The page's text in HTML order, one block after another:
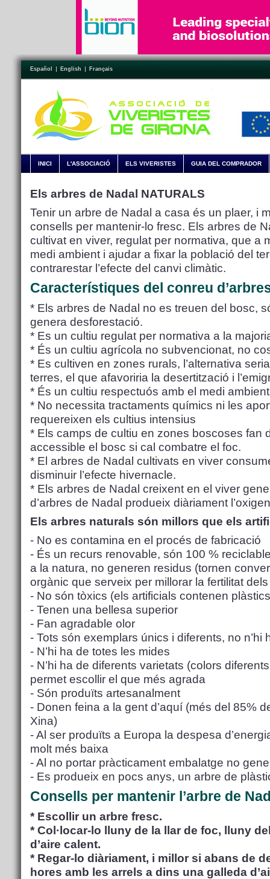
Español English Français
INICI L'ASSOCIACIÓ ELS VIVERISTES GUIA DEL COMPRADOR
Els arbres de Nadal NATURALS
Tenir un arbre de Nadal a casa és un plaer, i
consells per mantenir-lo fresc. Els arbres de
cultivat en viver, regulat per normativa, que a
medi ambient i ajudar a fixar la població del
contrarestar l’efecte del canvi climàtic.
Característiques del conreu
* Els arbres de Nadal no es treuen del bosc,
genera desforestació.
* Es un cultiu regulat per normativa a la
* És un cultiu agrícola no subvencionat, no
* Es cultiven en zones rurals, l’alternativa
terres, el que afavoriria la desertització i
* És un cultiu respectuós amb el medi
* No necessita tractaments químics ni les
requereixen els cultius intensius
* Els camps de cultiu en zones boscoses fan
accessible el bosc si cal combatre el foc.
* El arbres de Nadal cultivats en viver
disminuir l’efecte hivernacle.
* Els arbres de Nadal creixent en el viver
d’arbres de Nadal produeix diàriament
Els arbres naturals són millors que els
- No es contamina en el procés de fabricació
- És un recurs renovable, són 100 %
a la natura, no generen residus (tornen
orgànic que serveix per millorar la fertilitat
- No són tòxics (els artificials contenen
- Tenen una bellesa superior
- Fan agradable olor
- Tots són exemplars únics i diferents, no n’hi
- N’hi ha de totes les mides
- N’hi ha de diferents varietats (colors
permet escollir el que més agrada
- Són produïts artesanalment
- Donen feina a la gent d’aquí (més del 85%
Xina)
- Al ser produïts a Europa la despesa
molt més baixa
- Al no portar pràcticament embalatge no
- Es produeix en pocs anys, un arbre de
Consells per mantenir l’arbre de
* Escollir un arbre fresc.
* Col·locar-lo lluny de la llar de foc, lluny
d’aire calent.
* Regar-lo diàriament, i millor si abans de
hores amb les arrels a dins una galleda